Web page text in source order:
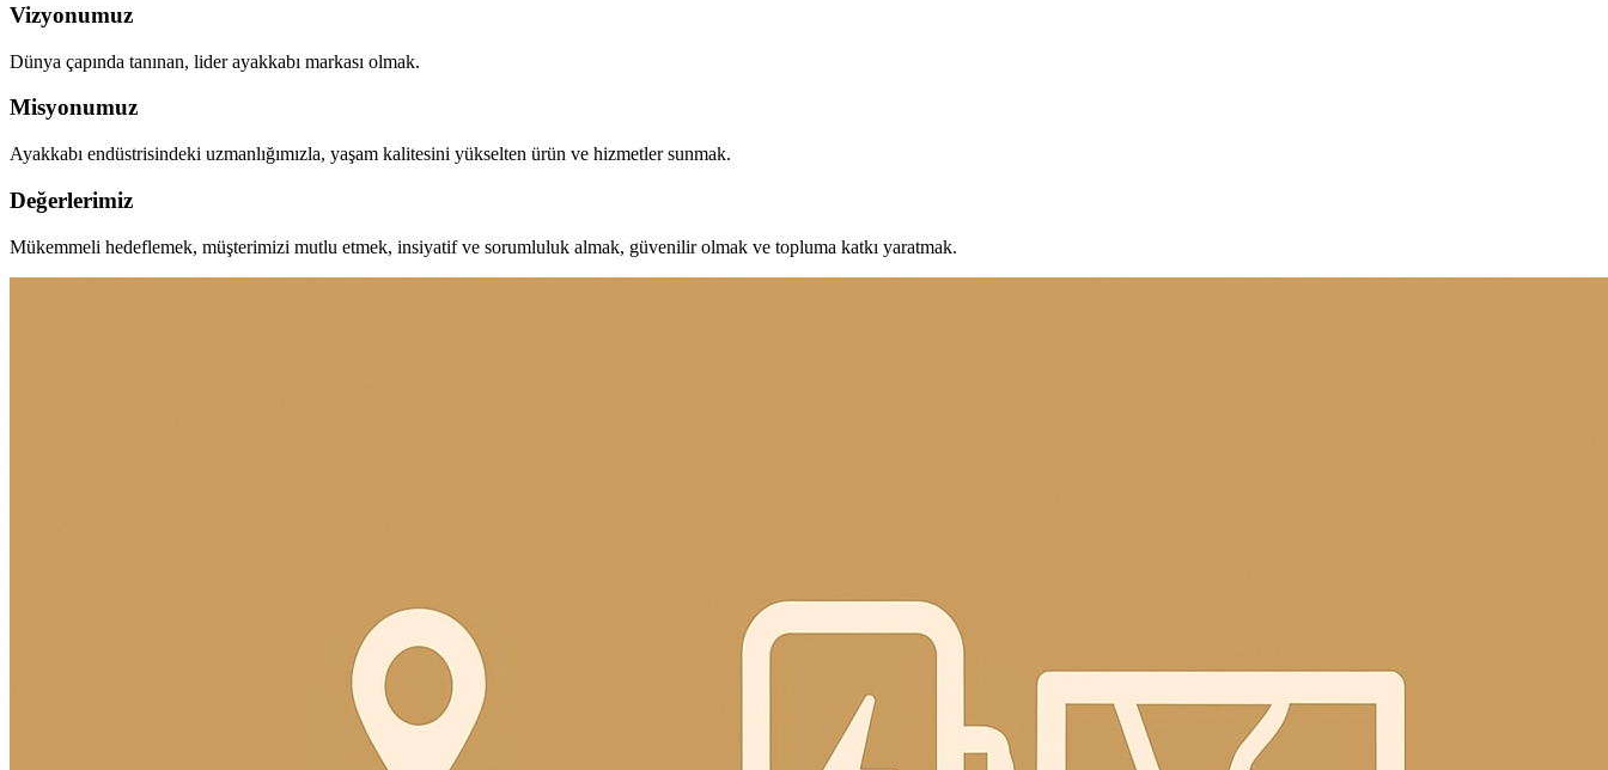
Vizyonumuz
Dünya çapında tanınan, lider ayakkabı markası olmak.
Misyonumuz
Ayakkabı endüstrisindeki uzmanlığımızla, yaşam kalitesini yükselten ürün ve hizmetler sunmak.
Değerlerimiz
Mükemmeli hedeflemek, müşterimizi mutlu etmek, insiyatif ve sorumluluk almak, güvenilir olmak ve topluma katkı yaratmak.